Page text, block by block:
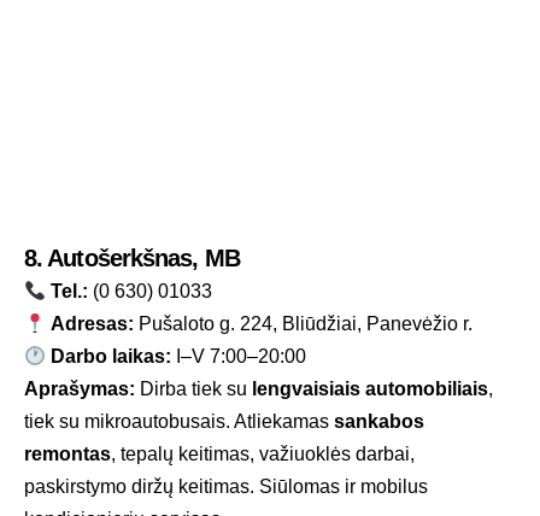
8. Autošerkšnas, MB
Tel.: (0 630) 01033
Adresas: Pušaloto g. 224, Bliūdžiai, Panevėžio r.
Darbo laikas: I–V 7:00–20:00
Aprašymas: Dirba tiek su lengvaisiais automobiliais,
tiek su mikroautobusais. Atliekamas sankabos
remontas, tepalų keitimas, važiuoklės darbai,
paskirstymo diržų keitimas. Siūlomas ir mobilus